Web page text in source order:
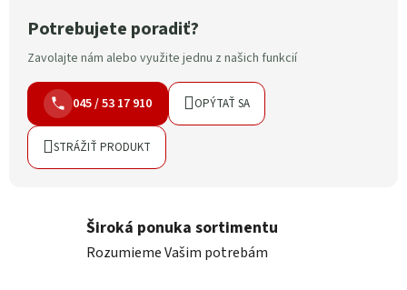
Potrebujete poradiť?
Zavolajte nám alebo využite jednu z našich funkcií
045 / 53 17 910 OPÝTAŤ SA
STRÁŽIŤ PRODUKT
Široká ponuka sortimentu
Rozumieme Vašim potrebám